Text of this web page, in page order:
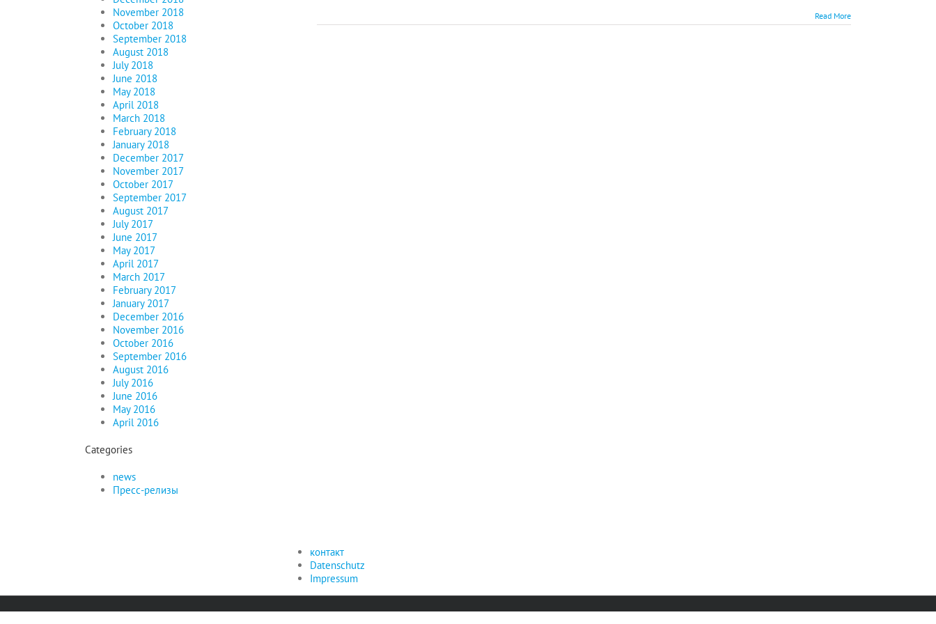
Read More
November 2018
October 2018
September 2018
August 2018
July 2018
June 2018
May 2018
April 2018
March 2018
February 2018
January 2018
December 2017
November 2017
October 2017
September 2017
August 2017
July 2017
June 2017
May 2017
April 2017
March 2017
February 2017
January 2017
December 2016
November 2016
October 2016
September 2016
August 2016
July 2016
June 2016
May 2016
April 2016
Categories
news
Пресс-релизы
контакт
Datenschutz
Impressum